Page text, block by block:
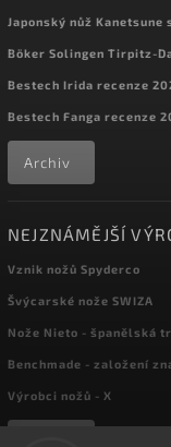
Japonský nůž
Böker Solingen Tirpitz-
Bestech Irida recenze
Bestech Fanga recenze
Archiv
NEJZNÁMĚJŠÍ
Vznik nožů Spyderco
Švýcarské nože SWIZA
Nože Nieto - španělská
Benchmade - založení
Výrobci nožů - X